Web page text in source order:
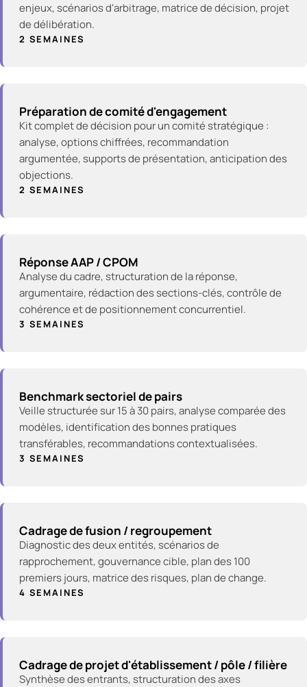
enjeux, scénarios d'arbitrage, matrice de décision, projet
de délibération.
2 SEMAINES
Préparation de comité d'engagement
Kit complet de décision pour un comité stratégique :
analyse, options chiffrées, recommandation
argumentée, supports de présentation, anticipation des
objections.
2 SEMAINES
Réponse AAP / CPOM
Analyse du cadre, structuration de la réponse,
argumentaire, rédaction des sections-clés, contrôle de
cohérence et de positionnement concurrentiel.
3 SEMAINES
Benchmark sectoriel de pairs
Veille structurée sur 15 à 30 pairs, analyse comparée des
modèles, identification des bonnes pratiques
transférables, recommandations contextualisées.
3 SEMAINES
Cadrage de fusion / regroupement
Diagnostic des deux entités, scénarios de
rapprochement, gouvernance cible, plan des 100
premiers jours, matrice des risques, plan de change.
4 SEMAINES
Cadrage de projet d'établissement / pôle / filière
Synthèse des entrants, structuration des axes